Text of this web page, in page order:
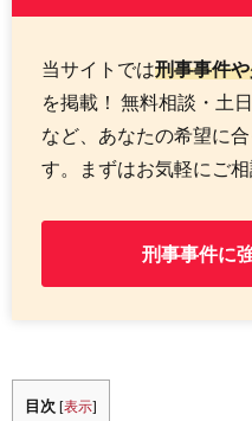
当サイトでは刑事事件
を掲載！ 無料相談・土
など、あなたの希望に
す。まずはお気軽にご相
刑事事件に
目次 [表示]